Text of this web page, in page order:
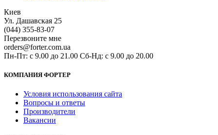
Киев
Ул. Дашавская 25
(044) 355-83-07
Перезвоните мне
orders@forter.com.ua
Пн-Пт: с 9.00 до 21.00 Сб-Нд: с 9.00 до 20.00
КОМПАНИЯ ФОРТЕР
Условия использования сайта
Вопросы и ответы
Производители
Вакансии